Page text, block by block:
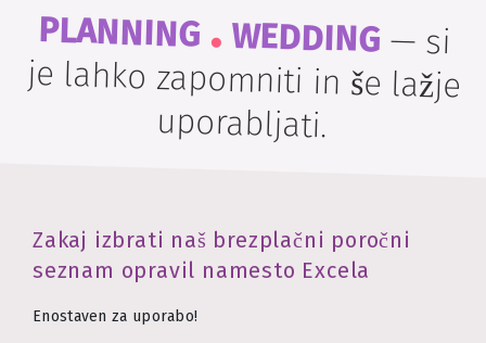
PLANNING . WEDDING— si
je lahko zapomniti in še lažje
uporabljati.
Zakaj izbrati naš brezplačni poročni
seznam opravil namesto Excela
Enostaven za uporabo!